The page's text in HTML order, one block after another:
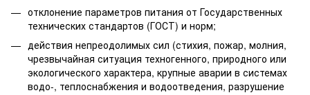
отклонение параметров питания от Государственных
технических стандартов (ГОСТ) и норм;
действия непреодолимых сил (стихия, пожар, молния,
чрезвычайная ситуация техногенного, природного или
экологического характера, крупные аварии в системах
водо-, теплоснабжения и водоотведения, разрушение